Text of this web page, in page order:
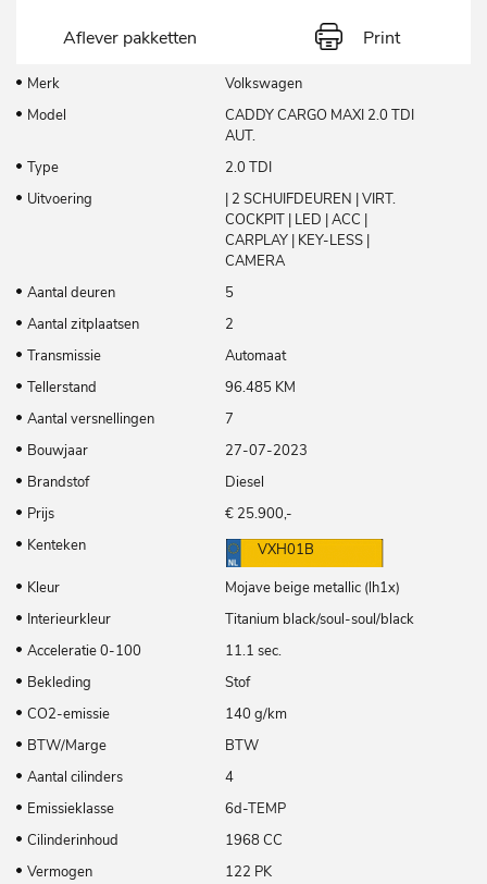
Aflever pakketten Print
Merk
Volkswagen
Model
CADDY CARGO MAXI 2.0 TDI
AUT.
Type
2.0 TDI
Uitvoering
| 2 SCHUIFDEUREN | VIRT.
COCKPIT | LED | ACC |
CARPLAY | KEY-LESS |
CAMERA
Aantal deuren
5
Aantal zitplaatsen
2
Transmissie
Automaat
Tellerstand
96.485 KM
Aantal versnellingen
7
Bouwjaar
27-07-2023
Brandstof
Diesel
Prijs
€ 25.900,-
Kenteken
VXH01B
Kleur
Mojave beige metallic (lh1x)
Interieurkleur
Titanium black/soul-soul/black
Acceleratie 0-100
11.1 sec.
Bekleding
Stof
CO2-emissie
140 g/km
BTW/Marge
BTW
Aantal cilinders
4
Emissieklasse
6d-TEMP
Cilinderinhoud
1968 CC
Vermogen
122 PK